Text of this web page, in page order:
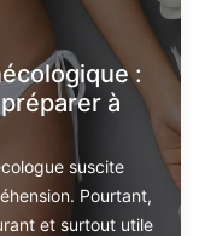
:
à
suscite
Pourtant,
et surtout utile